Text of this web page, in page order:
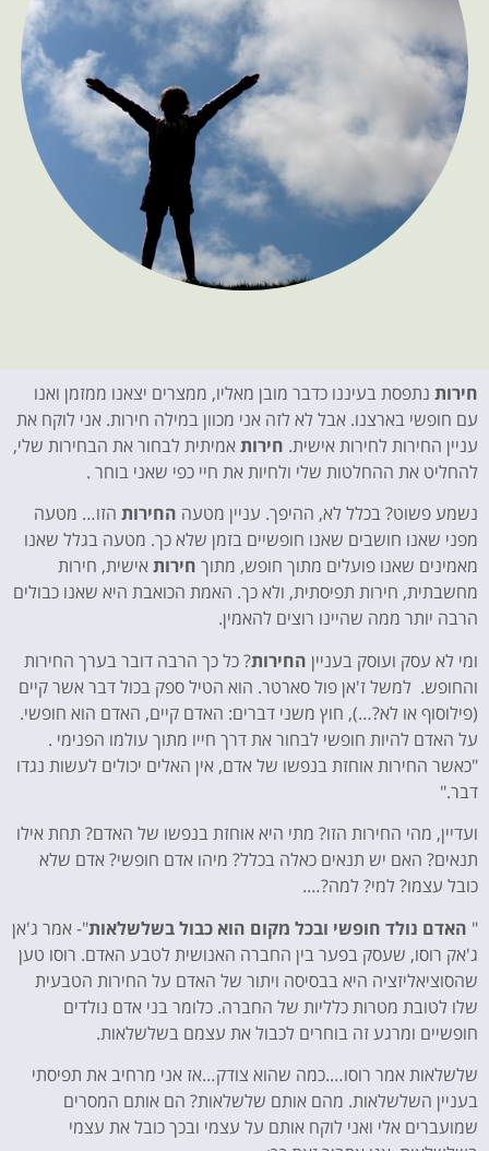
חירות נתפסת בעיננו כדבר מובן מאליו, ממצרים יצאנו ממזמן ואנו
עם חופשי בארצנו. אבל לא לזה אני מכוון במילה חירות. אני לוקח את
עניין החירות לחירות אישית. חירותאמיתית לבחור את הבחירות שלי,
להחליט את ההחלטות שלי ולחיות את חיי כפי שאני בוחר .
נשמע פשוט? בכלל לא, ההיפך. עניין מטעה החירות הזו… מטעה
מפני שאנו חושבים שאנו חופשיים בזמן שלא כך. מטעה בגלל שאנו
מאמינים שאנו פועלים מתוך חופש, מתוך חירותאישית, חירות
מחשבתית, חירות תפיסתית, ולא כך. האמת הכואבת היא שאנו כבולים
הרבה יותר ממה שהיינו רוצים להאמין.
ומי לא עסק ועוסק בעניין החירות? כל כך הרבה דובר בערך החירות
והחופש. למשל ז'אן פול סארטר. הוא הטיל ספק בכול דבר אשר קיים
(פילוסוף או לא?…), חוץ משני דברים: האדם קיים, האדם הוא חופשי.
על האדם להיות חופשי לבחור את דרך חייו מתוך עולמו הפנימי .
"כאשר החירות אוחזת בנפשו של אדם, אין האלים יכולים לעשות נגדו
דבר."
ועדיין, מהי החירות הזו? מתי היא אוחזת בנפשו של האדם? תחת אילו
תנאים? האם יש תנאים כאלה בכלל? מיהו אדם חופשי? אדם שלא
כובל עצמו? למי? למה?….
" האדם נולד חופשי ובכל מקום הוא כבול בשלשלאות"- אמר ג'אן
ג'אק רוסו, שעסק בפער בין החברה האנושית לטבע האדם. רוסו טען
שהסוציאליזציה היא בבסיסה ויתור של האדם על החירות הטבעית
שלו לטובת מטרות כלליות של החברה. כלומר בני אדם נולדים
חופשיים ומרגע זה בוחרים לכבול את עצמם בשלשלאות.
שלשלאות אמר רוסו….כמה שהוא צודק…אז אני מרחיב את תפיסתי
בעניין השלשלאות. מהם אותם שלשלאות? הם אותם המסרים
שמועברים אלי ואני לוקח אותם על עצמי ובכך כובל את עצמי